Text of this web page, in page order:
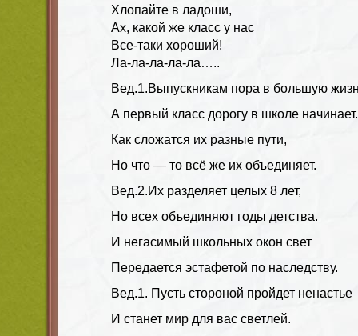
Хлопайте в ладоши,
Ах, какой же класс у нас
Все-таки хороший!
Ла-ла-ла-ла-ла…..
Вед.1.Выпускникам пора в большую
А первый класс дорогу в школе начинает.
Как сложатся их разные пути,
Но что — то всё же их объединяет.
Вед.2.Их разделяет целых 8 лет,
Но всех объединяют годы детства.
И негасимый школьных окон свет
Передается эстафетой по наследству.
Вед.1. Пусть стороной пройдет ненастье
И станет мир для вас светлей.